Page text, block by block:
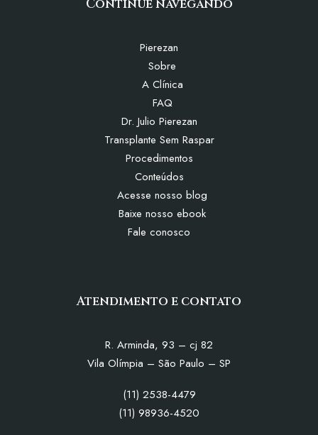
Continue navegando
Pierezan
Sobre
A Clínica
FAQ
Dr. Julio Pierezan
Transplante Sem Raspar
Procedimentos
Conteúdos
Acesse nosso blog
Baixe nosso ebook
Fale conosco
Atendimento e contato
R. Arminda, 93 – cj 82
Vila Olímpia – São Paulo – SP
(11) 2538-4479
(11) 98936-4520